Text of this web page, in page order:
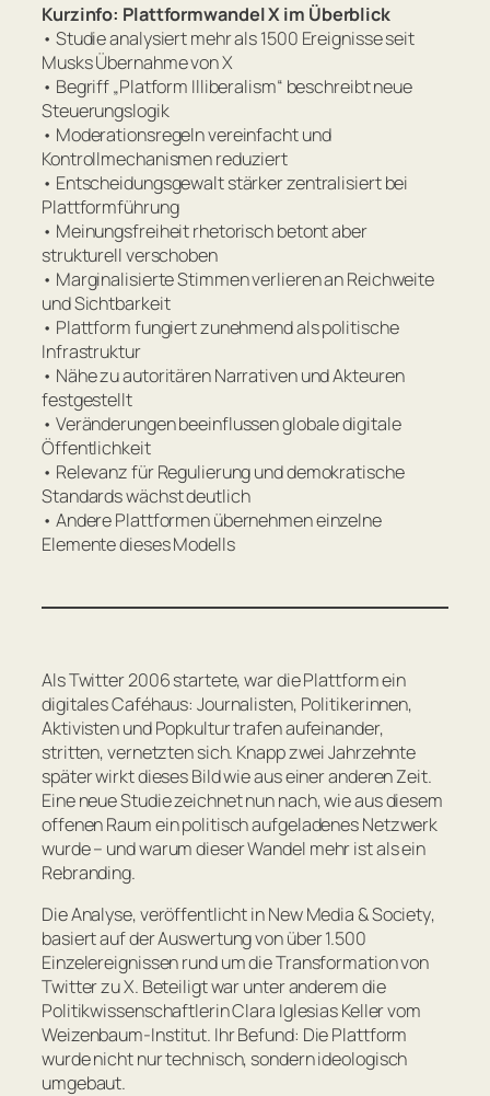
Kurzinfo: Plattformwandel X im Überblick
• Studie analysiert mehr als 1500 Ereignisse seit
Musks Übernahme von X
• Begriff „Platform Illiberalism“ beschreibt neue
Steuerungslogik
• Moderationsregeln vereinfacht und
Kontrollmechanismen reduziert
• Entscheidungsgewalt stärker zentralisiert bei
Plattformführung
• Meinungsfreiheit rhetorisch betont aber
strukturell verschoben
• Marginalisierte Stimmen verlieren an Reichweite
und Sichtbarkeit
• Plattform fungiert zunehmend als politische
Infrastruktur
• Nähe zu autoritären Narrativen und Akteuren
festgestellt
• Veränderungen beeinflussen globale digitale
Öffentlichkeit
• Relevanz für Regulierung und demokratische
Standards wächst deutlich
• Andere Plattformen übernehmen einzelne
Elemente dieses Modells
Als Twitter 2006 startete, war die Plattform ein
digitales Caféhaus: Journalisten, Politikerinnen,
Aktivisten und Popkultur trafen aufeinander,
stritten, vernetzten sich. Knapp zwei Jahrzehnte
später wirkt dieses Bild wie aus einer anderen Zeit.
Eine neue Studie zeichnet nun nach, wie aus diesem
offenen Raum ein politisch aufgeladenes Netzwerk
wurde – und warum dieser Wandel mehr ist als ein
Rebranding.
Die Analyse, veröffentlicht inNew Media & Society,
basiert auf der Auswertung von über 1.500
Einzelereignissen rund um die Transformation von
Twitter zu X. Beteiligt war unter anderem die
Politikwissenschaftlerin Clara Iglesias Keller vom
Weizenbaum-Institut. Ihr Befund: Die Plattform
wurde nicht nur technisch, sondern ideologisch
umgebaut.